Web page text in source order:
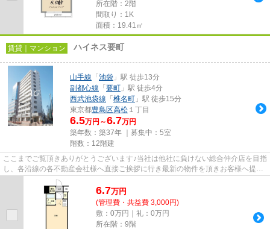
所在階：2階
間取り：1K
面積：19.41㎡
賃貸｜マンション ハイネス要町
山手線 「 池袋 」駅 徒歩13分
副都心線 「 要町 」駅 徒歩4分
西武池袋線 「 椎名町 」駅 徒歩15分
東京都豊島区高松 １丁目
6.5万円～6.7万円
築年数：築37年 ｜募集中： 5室
階数：12階建
ここまでご覧頂きありがとうございます♪当社は他社に負けない総合仲介店を目指
し、各沿線の各不動産会社様へ直接ご挨拶に行き最新の物件を頂きお客様へ提供
しております！最新の情報は...
6.7万円
(管理費・共益費 3,000円)
敷：0万円｜礼：0万円
所在階：9階